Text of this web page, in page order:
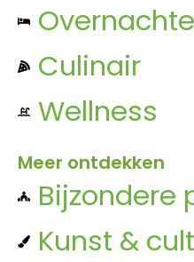
Culinair
Wellness
Meer ontdekken
Bijzondere
Kunst &